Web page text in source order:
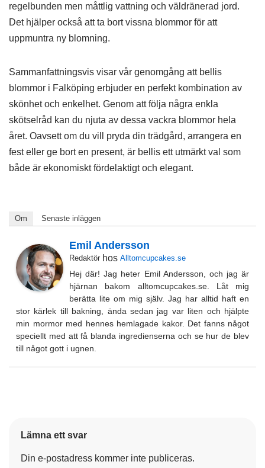
regelbunden men måttlig vattning och väldränerad jord.
Det hjälper också att ta bort vissna blommor för att
uppmuntra ny blomning.
Sammanfattningsvis visar vår genomgång att bellis
blommor i Falköping erbjuder en perfekt kombination av
skönhet och enkelhet. Genom att följa några enkla
skötselråd kan du njuta av dessa vackra blommor hela
året. Oavsett om du vill pryda din trädgård, arrangera en
fest eller ge bort en present, är bellis ett utmärkt val som
både är ekonomiskt fördelaktigt och elegant.
Om Senaste inläggen
Emil Andersson
Redaktör hos Alltomcupcakes.se
Hej där! Jag heter Emil Andersson, och jag är
hjärnan bakom alltomcupcakes.se. Låt mig
berätta lite om mig själv. Jag har alltid haft en
stor kärlek till bakning, ända sedan jag var liten och hjälpte
min mormor med hennes hemlagade kakor. Det fanns något
speciellt med att få blanda ingredienserna och se hur de blev
till något gott i ugnen.
Lämna ett svar
Din e-postadress kommer inte publiceras.